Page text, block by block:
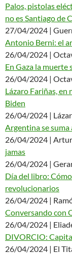
Palos, pistolas
no es Santiago de
27/04/2024 |
Antonio Berni: el
26/04/2024 |
En Gaza la muerte
26/04/2024 |
Lázaro Fariñas, en
Biden
26/04/2024 |
Argentina se suma
26/04/2024 |
jamas
26/04/2024 |
Día del libro:
revolucionarios
26/04/2024 |
Conversando con
26/04/2024 |
DIVORCIO:
26/04/2024 | El